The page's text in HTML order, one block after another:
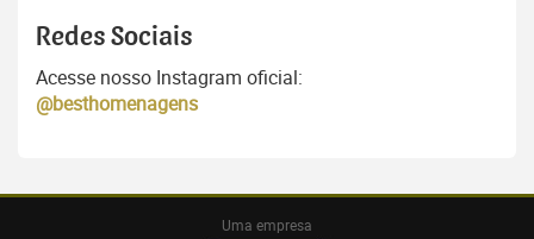
Redes Sociais
Acesse nosso Instagram oficial:
@besthomenagens
Uma empresa